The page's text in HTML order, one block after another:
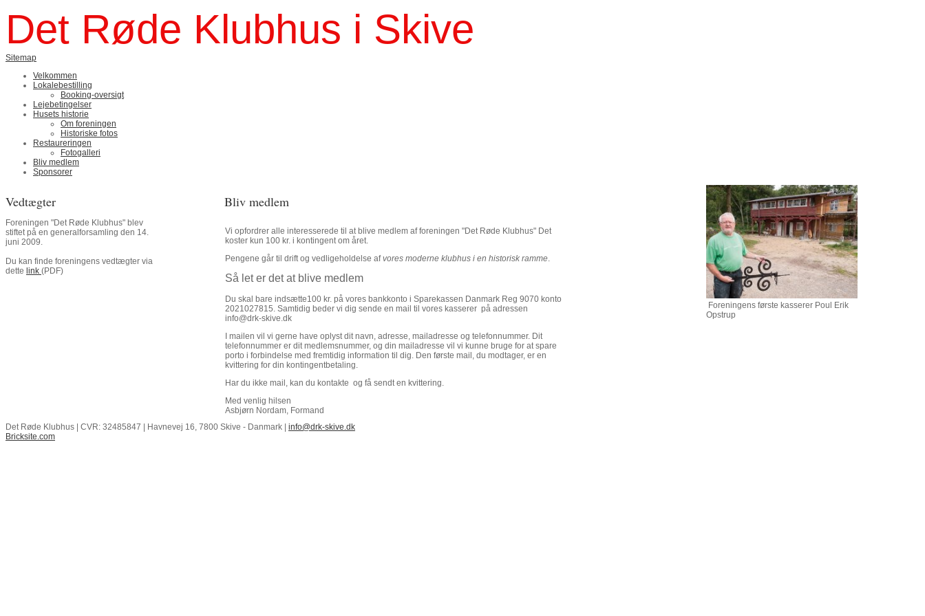
Det Røde Klubhus i Skive
Sitemap
Velkommen
Lokalebestilling
Booking-oversigt
Lejebetingelser
Husets historie
Om foreningen
Historiske fotos
Restaureringen
Fotogalleri
Bliv medlem
Sponsorer
Vedtægter
Foreningen "Det Røde Klubhus" blev
stiftet på en generalforsamling den 14.
juni 2009.
Du kan finde foreningens vedtægter via
dette link (PDF)
Bliv medlem
Vi opfordrer alle interesserede til at blive medlem af foreningen "Det Røde Klubhus" Det
koster kun 100 kr. i kontingent om året.
Pengene går til drift og vedligeholdelse afvores moderne klubhus i en historisk ramme.
Så let er det at blive medlem
Du skal bare indsætte100 kr. på vores bankkonto i Sparekassen Danmark Reg 9070 konto
2021027815. Samtidig beder vi dig sende en mail til vores kasserer på adressen
info@drk-skive.dk
I mailen vil vi gerne have oplyst dit navn, adresse, mailadresse og telefonnummer. Dit
telefonnummer er dit medlemsnummer, og din mailadresse vil vi kunne bruge for at spare
porto i forbindelse med fremtidig information til dig. Den første mail, du modtager, er en
kvittering for din kontingentbetaling.
Har du ikke mail, kan du kontakte og få sendt en kvittering.
Med venlig hilsen
Asbjørn Nordam, Formand
Foreningens første kasserer Poul Erik
Opstrup
Det Røde Klubhus | CVR: 32485847 | Havnevej 16, 7800 Skive - Danmark | info@drk-skive.dk
Bricksite.com